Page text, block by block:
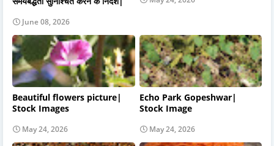
June 08, 2026
Beautiful flowers picture|
Stock Images
May 24, 2026
Echo Park Gopeshwar|
Stock Image
May 24, 2026